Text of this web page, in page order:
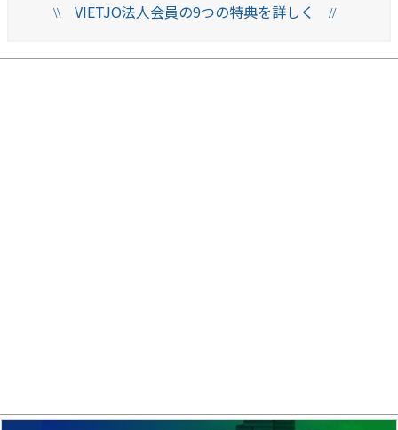
\\VIETJO法人会員の9つの特典を詳しく //